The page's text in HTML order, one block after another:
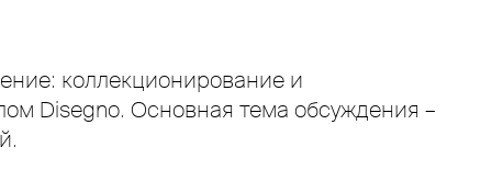
коллекционирование и
Disegno. Основная тема обсуждения –